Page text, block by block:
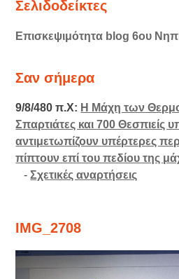
Σελιδοδείκτες
Επισκεψιμότητα blog 6ου
Σαν σήμερα
9/8/480 π.Χ: Η Μάχη των
Σπαρτιάτες και 700 Θεσπιείς
αντιμετωπίζουν υπέρτερες
πίπτουν επί του πεδίου της
-Σχετικές αναρτήσεις
IMG_2708